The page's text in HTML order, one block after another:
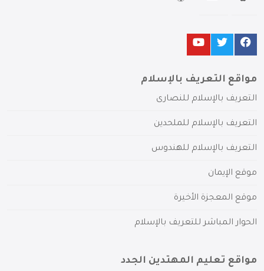
مواقع التعريف بالإسلام
التعريف بالإسلام للنصارى
التعريف بالإسلام للملحدين
التعريف بالإسلام للهندوس
موقع الإيمان
موقع المعجزة الأخيرة
الحوار المباشر للتعريف بالإسلام
مواقع تعليم المهتدين الجدد